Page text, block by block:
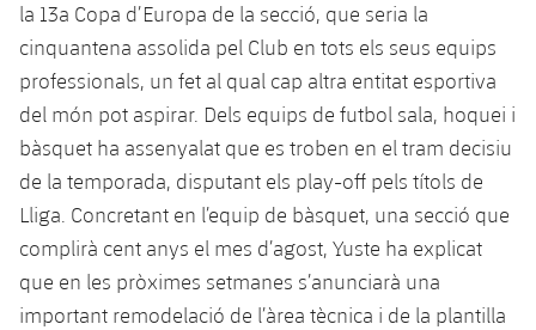
Classificació
Resultats
Classificació
Hockey Herba Femení
Plantilla
Agenda
Rugby
plusicon
més
Actualitat
Jugadors
Resultats
Voleibol
plusicon
més
Notícies
Voleibol masculí
Voleibol femení
Apunta't a les amateurs
plusicon
més
Apunta't a les amateurs
Carnet de l'Esportista Amateur
PLUSICON
MÉS
League of Legends
la 13a Copa d’Europa de la secció, que seria la
cinquantena assolida pel Club en tots els seus equips
professionals, un fet al qual cap altra entitat esportiva
del món pot aspirar. Dels equips de futbol sala, hoquei i
bàsquet ha assenyalat que es troben en el tram decisiu
de la temporada, disputant els play-off pels títols de
Lliga. Concretant en l’equip de bàsquet, una secció que
complirà cent anys el mes d’agost, Yuste ha explicat
que en les pròximes setmanes s’anunciarà una
important remodelació de l’àrea tècnica i de la plantilla